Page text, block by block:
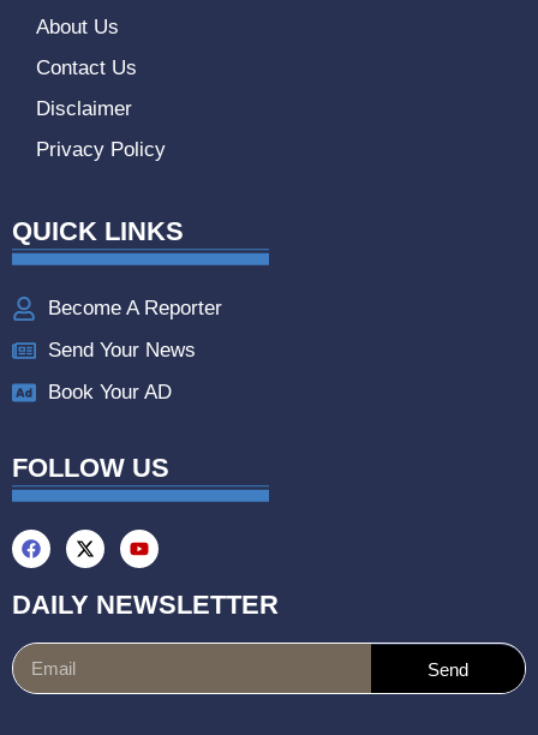
About Us
Contact Us
Disclaimer
Privacy Policy
QUICK LINKS
Become A Reporter
Send Your News
Book Your AD
FOLLOW US
DAILY NEWSLETTER
Send